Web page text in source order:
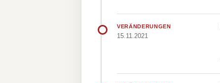
VERÄNDERUNGEN
15.11.2021